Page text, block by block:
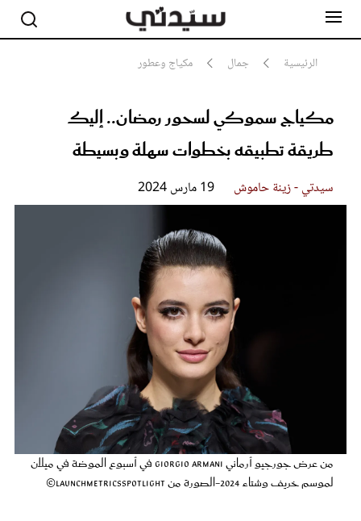
الرئيسية جمال مكياج وعطور
مكياج سموكي لسحور رمضان.. إليك
طريقة تطبيقه بخطوات سهلة وبسيطة
سيدتي - زينة حاموش 19 مارس 2024
من عرض جورجيو أرماني Giorgio Armani في أسبوع الموضة في ميلان
لموسم خريف وشتاء 2024-الصورة من LaunchmetricsSpotlight©
مشاهير
جمال
سيدتي وطفلك
لايف ستايل